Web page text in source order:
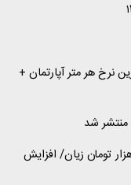
نرخ هر متر آپارتمان +
منتشر شد
درباره بازار مرغ؛ فروش هر کیلو با ۵۰ هزار تومان زیان/ افزایش